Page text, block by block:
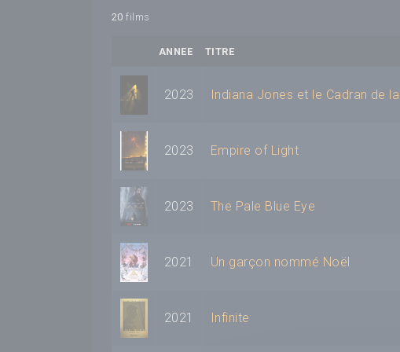
20 films
ANNEE TITRE
2023 Indiana Jones et le Cadran de
2023 Empire of Light
2023 The Pale Blue Eye
2021 Un garçon nommé Noël
2021 Infinite